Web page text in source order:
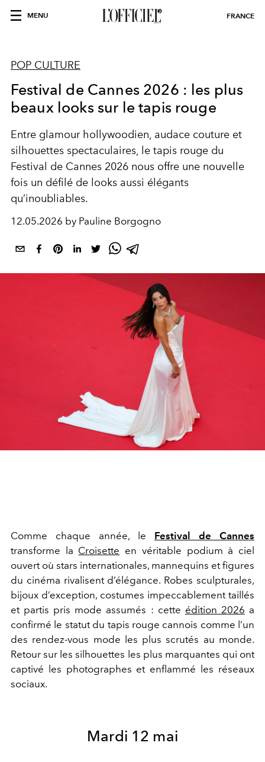
MENU FRANCE
POP CULTURE
Festival de Cannes 2026 : les plus
beaux looks sur le tapis rouge
Entre glamour hollywoodien, audace couture et
silhouettes spectaculaires, le tapis rouge du
Festival de Cannes 2026 nous offre une nouvelle
fois un défilé de looks aussi élégants
qu’inoubliables.
12.05.2026 by Pauline Borgogno
Comme chaque année, le Festival de Cannes
transforme la Croisette en véritable podium à ciel
ouvert où stars internationales, mannequins et figures
du cinéma rivalisent d’élégance. Robes sculpturales,
bijoux d’exception, costumes impeccablement taillés
et partis pris mode assumés : cette édition 2026 a
confirmé le statut du tapis rouge cannois comme l’un
des rendez-vous mode les plus scrutés au monde.
Retour sur les silhouettes les plus marquantes qui ont
captivé les photographes et enflammé les réseaux
sociaux.
Mardi 12 mai